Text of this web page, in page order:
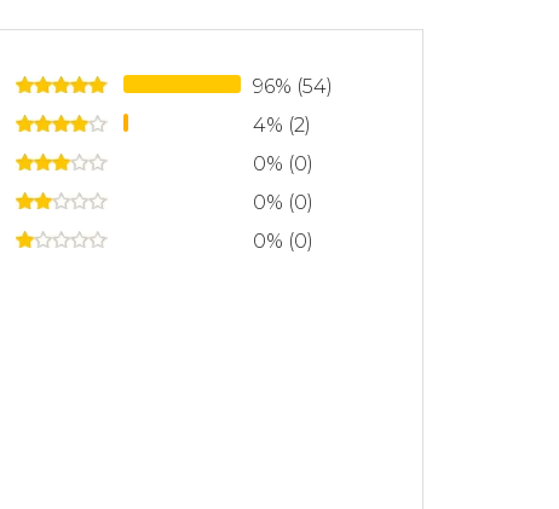
sobre emociones, motivación y
96% (54)
4% (2)
0% (0)
0% (0)
0% (0)